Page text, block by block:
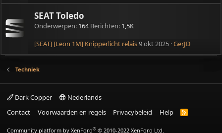
SEAT Toledo
Onderwerpen 164 Berichten 1,5K
[SEAT] [Leon 1M] Knipperlicht relais9 okt 2025 GerJD
Techniek
Dark Copper
Nederlands
Contact
Voorwaarden en regels Privacybeleid Help
R
Community platform by XenForo® © 2010-2022 XenForo Ltd.